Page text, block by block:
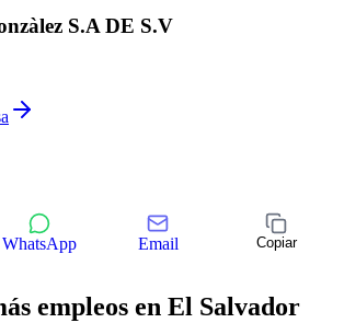
S.A DE S.V
WhatsApp Email Copiar
empleos en El Salvador